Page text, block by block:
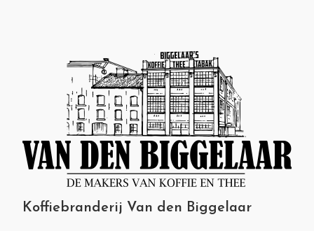
Koffiebranderij Van den Biggelaar